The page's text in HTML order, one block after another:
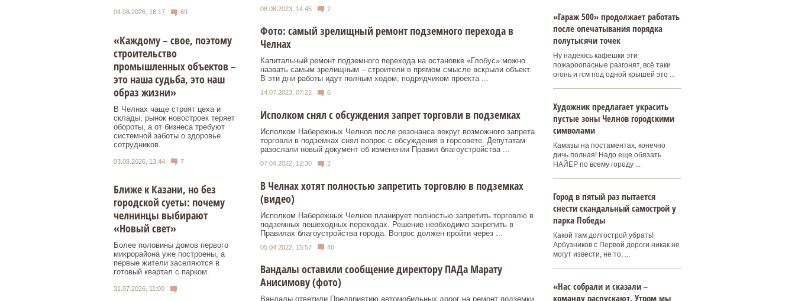
04.08.2026, 16:17 69
«Каждому – свое, поэтому
строительство
промышленных объектов –
это наша судьба, это наш
образ жизни»
В Челнах чаще строят цеха и
склады, рынок новостроек теряет
обороты, а от бизнеса требуют
системной заботы о здоровье
сотрудников.
03.08.2026, 13:44 7
Ближе к Казани, но без
городской суеты: почему
челнинцы выбирают
«Новый свет»
Более половины домов первого
микрорайона уже построены, а
первые жители заселяются в
готовый квартал с парком.
31.07.2026, 11:00
08.08.2023, 14:45 2
Фото: самый зрелищный ремонт подземного перехода в
Челнах
Капитальный ремонт подземного перехода на остановке «Глобус» можно
назвать самым зрелищным – строители в прямом смысле вскрыли объект.
В эти дни работы идут полным ходом, подрядчиком проекта ...
14.07.2023, 07:22 6
Исполком снял с обсуждения запрет торговли в подземках
Исполком Набережных Челнов после резонанса вокруг возможного запрета
торговли в подземках снял вопрос с обсуждения в горсовете. Депутатам
разослали новый документ об изменении Правил благоустройства ...
07.04.2022, 12:30 2
В Челнах хотят полностью запретить торговлю в подземках
(видео)
Исполком Набережных Челнов планирует полностью запретить торговлю в
подземных пешеходных переходах. Решение необходимо закрепить в
Правилах благоустройства города. Вопрос должен пройти через ...
05.04.2022, 15:57 40
Вандалы оставили сообщение директору ПАДа Марату
Анисимову (фото)
Вандалы ответили Предприятию автомобильных дорог на ремонт подземки
«Гараж 500» продолжает работать
после опечатывания порядка
полутысячи точек
Ну надеюсь кафешки эти
пожароопасные разгонят, всё таки
огонь и гсм под одной крышей это ...
Художник предлагает украсить
пустые зоны Челнов городскими
символами
Камазы на постаментах, конечно
дичь полная! Надо еще обязать
НАЙЕР по всему городу ...
Город в пятый раз пытается
снести скандальный самострой у
парка Победы
Какой там долгострой убрать!
Арбузников с Первой дороги никак не
могут извести, не то, ...
«Нас собрали и сказали –
команду распускают. Утром мы